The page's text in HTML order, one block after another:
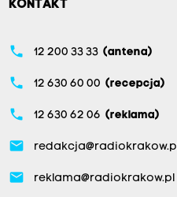
KONTAKT
phone 12 200 33 33 (antena)
phone 12 630 60 00 (recepcja)
phone 12 630 62 06 (reklama)
email redakcja@radiokrakow.pl
email reklama@radiokrakow.pl